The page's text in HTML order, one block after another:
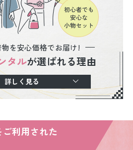
を安心価格でお届け!
タルが選ばれる理由
詳しく見る
利用された